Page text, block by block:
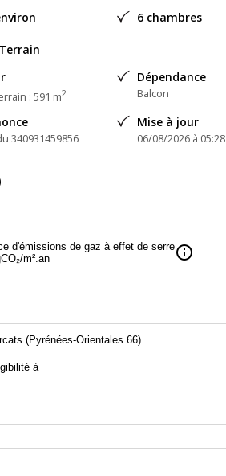
6 chambres
: 591 m2
Dépendance
Balcon
340931459856
Mise à jour
06/08/2026 à 05:28
d'émissions de gaz à effet de serre
m².an
info
(Pyrénées-Orientales 66)
à